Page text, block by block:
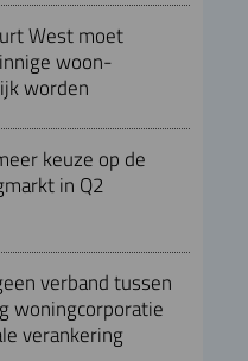
West moet
woon-
worden
keuze op de
in Q2
verband tussen
woningcorporatie
verankering